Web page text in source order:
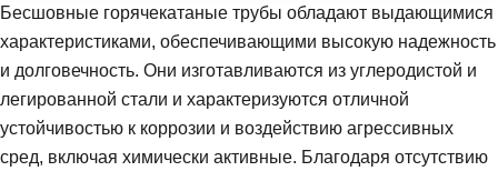
Бесшовные горячекатаные трубы обладают выдающимися
характеристиками, обеспечивающими высокую надежность
и долговечность. Они изготавливаются из углеродистой и
легированной стали и характеризуются отличной
устойчивостью к коррозии и воздействию агрессивных
сред, включая химически активные. Благодаря отсутствию